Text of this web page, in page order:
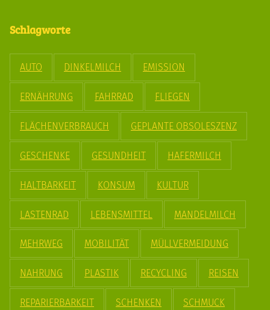
Schlagworte
AUTO DINKELMILCH EMISSION
ERNÄHRUNG FAHRRAD FLIEGEN
FLÄCHENVERBRAUCH GEPLANTE OBSOLESZENZ
GESCHENKE GESUNDHEIT HAFERMILCH
HALTBARKEIT KONSUM KULTUR
LASTENRAD LEBENSMITTEL MANDELMILCH
MEHRWEG MOBILITÄT MÜLLVERMEIDUNG
NAHRUNG PLASTIK RECYCLING REISEN
REPARIERBARKEIT SCHENKEN SCHMUCK